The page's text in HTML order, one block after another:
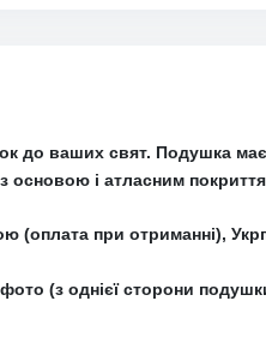
до ваших свят. Подушка
з основою і атласним
(оплата при отриманні),
(з однієї сторони